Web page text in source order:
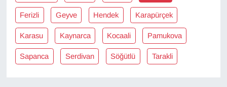
Ferizli Geyve Hendek Karapürçek
Karasu Kaynarca Kocaali Pamukova
Sapanca Serdivan Söğütlü Tarakli
Kim Kimdir?
Kültür & Sanat
KURDÎ